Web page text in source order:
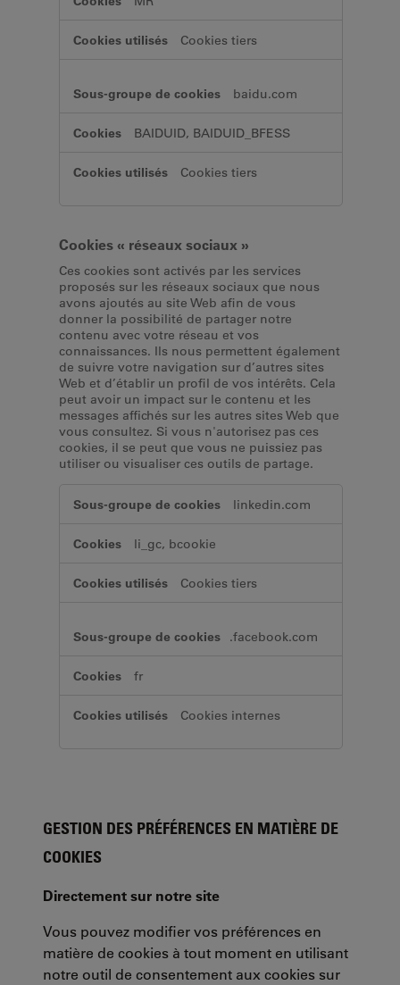
Cookies tiers
baidu.com
BAIDUID, BAIDUID_BFESS
Cookies tiers
Cookies « réseaux sociaux »
Ces cookies sont activés par les services
proposés sur les réseaux sociaux que nous
avons ajoutés au site Web afin de vous
donner la possibilité de partager notre
contenu avec votre réseau et vos
connaissances. Ils nous permettent également
de suivre votre navigation sur d’autres sites
Web et d’établir un profil de vos intérêts. Cela
peut avoir un impact sur le contenu et les
messages affichés sur les autres sites Web que
vous consultez. Si vous n'autorisez pas ces
cookies, il se peut que vous ne puissiez pas
utiliser ou visualiser ces outils de partage.
sociaux
linkedin.com
li_gc, bcookie
Cookies tiers
.facebook.com
fr
Cookies internes
GESTION DES PRÉFÉRENCES EN MATIÈRE DE
COOKIES
Directement sur notre site
Vous pouvez modifier vos préférences en
matière de cookies à tout moment en utilisant
notre outil de consentement aux cookies sur